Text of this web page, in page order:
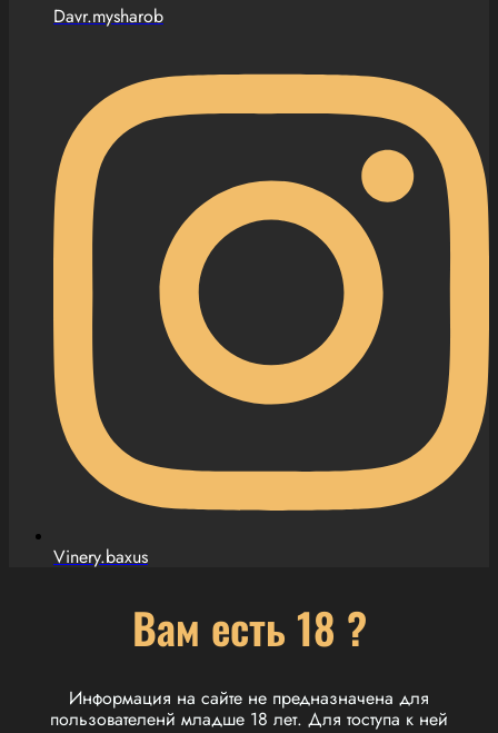
Davr.mysharob
Vinery.baxus
Вам есть 18 ?
Информация на сайте не предназначена для
пользователенй младше 18 лет. Для тоступа к ней